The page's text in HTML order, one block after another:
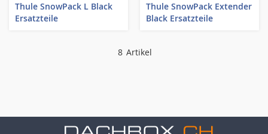
Thule SnowPack L Black
Ersatzteile
Thule SnowPack Extender
Black Ersatzteile
8 Artikel